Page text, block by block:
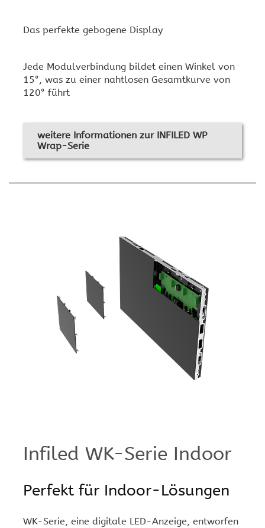
Das perfekte gebogene Display
Jede Modulverbindung bildet einen Winkel von
15°, was zu einer nahtlosen Gesamtkurve von
120° führt
weitere Informationen zur INFILED WP
Wrap-Serie
Infiled WK-Serie Indoor
Perfekt für Indoor-Lösungen
WK-Serie, eine digitale LED-Anzeige, entworfen